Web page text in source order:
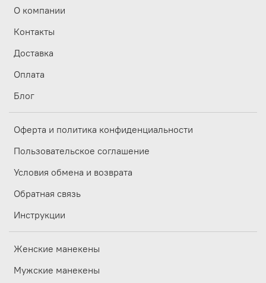
О компании
Контакты
Доставка
Оплата
Блог
Оферта и политика конфиденциальности
Пользовательское соглашение
Условия обмена и возврата
Обратная связь
Инструкции
Женские манекены
Мужские манекены